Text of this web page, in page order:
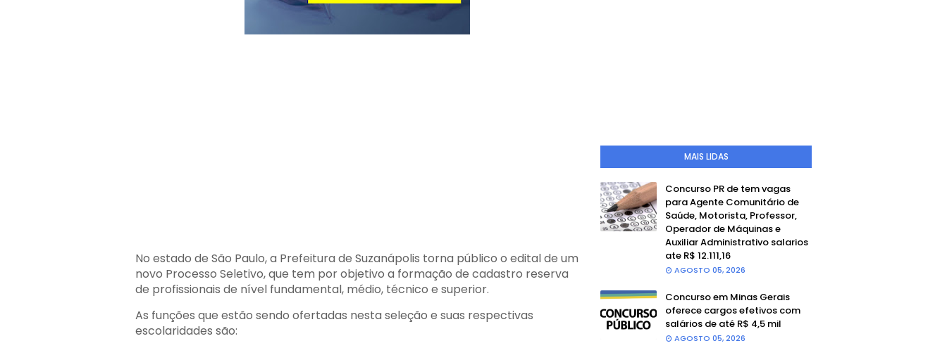
No estado de São Paulo, a Prefeitura de Suzanápolis torna público o edital de um
novo Processo Seletivo, que tem por objetivo a formação de cadastro reserva
de profissionais de nível fundamental, médio, técnico e superior.
As funções que estão sendo ofertadas nesta seleção e suas respectivas
escolaridades são:
MAIS LIDAS
Concurso PR de tem vagas
para Agente Comunitário de
Saúde, Motorista, Professor,
Operador de Máquinas e
Auxiliar Administrativo salarios
ate R$ 12.111,16
AGOSTO 05, 2026
Concurso em Minas Gerais
oferece cargos efetivos com
salários de até R$ 4,5 mil
AGOSTO 05, 2026